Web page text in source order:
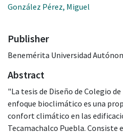
González Pérez, Miguel
Publisher
Benemérita Universidad
Abstract
"La tesis de Diseño de Colegio
enfoque bioclimático es una
confort climático en las
Tecamachalco Puebla. Consiste